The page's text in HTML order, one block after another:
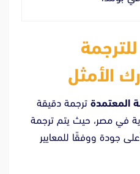
الأمثل
المعتمدة ترجمة دقيقة
في مصر، حيث يتم ترجمة
جودة ووفقًا للمعايير